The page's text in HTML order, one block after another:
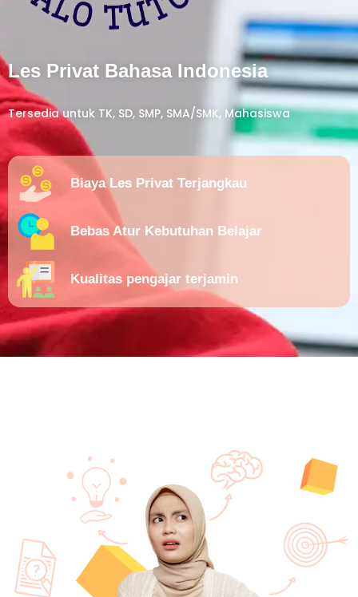
Les Privat Bahasa Indonesia
Tersedia untuk TK, SD, SMP, SMA/SMK, Mahasiswa
Biaya Les Privat Terjangkau
Bebas Atur Kebutuhan Belajar
Kualitas pengajar terjamin